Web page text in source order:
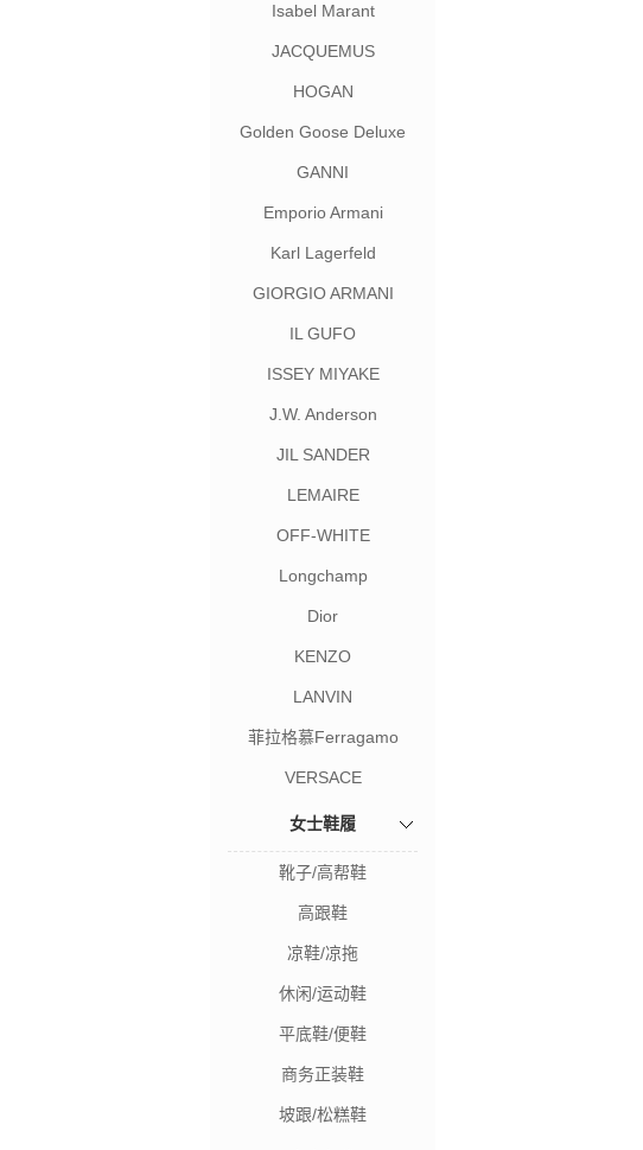
Isabel Marant
JACQUEMUS
HOGAN
Golden Goose Deluxe
GANNI
Emporio Armani
Karl Lagerfeld
GIORGIO ARMANI
IL GUFO
ISSEY MIYAKE
J.W. Anderson
JIL SANDER
LEMAIRE
OFF-WHITE
Longchamp
Dior
KENZO
LANVIN
菲拉格慕Ferragamo
VERSACE
女士鞋履
靴子/高帮鞋
高跟鞋
凉鞋/凉拖
休闲/运动鞋
平底鞋/便鞋
商务正装鞋
坡跟/松糕鞋